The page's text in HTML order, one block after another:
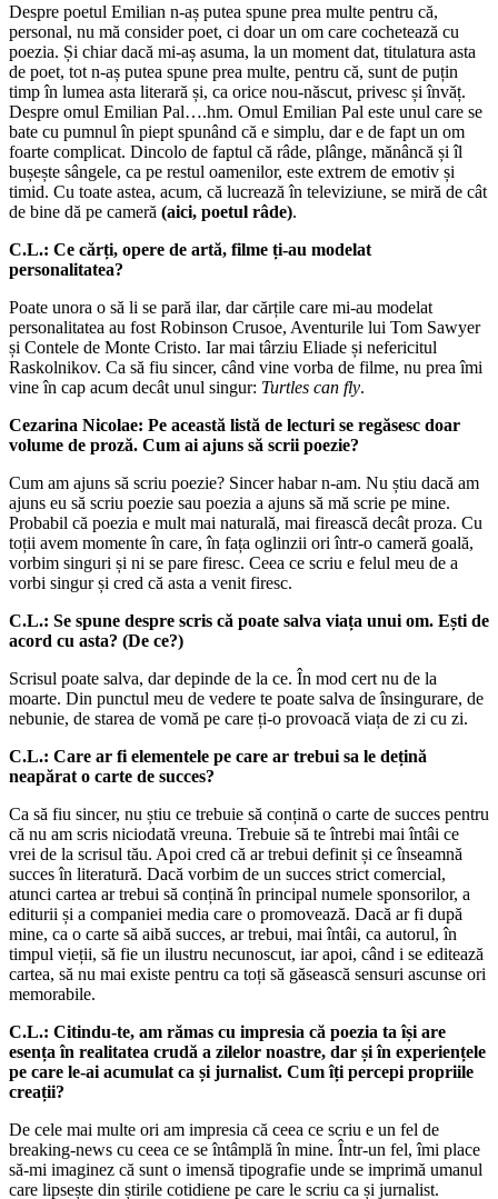
Despre poetul Emilian n-aș putea spune prea multe pentru că,
personal, nu mă consider poet, ci doar un om care cochetează cu
poezia. Și chiar dacă mi-aș asuma, la un moment dat, titulatura asta
de poet, tot n-aș putea spune prea multe, pentru că, sunt de puțin
timp în lumea asta literară și, ca orice nou-născut, privesc și învăț.
Despre omul Emilian Pal….hm. Omul Emilian Pal este unul care se
bate cu pumnul în piept spunând că e simplu, dar e de fapt un om
foarte complicat. Dincolo de faptul că râde, plânge, mănâncă și îl
bușește sângele, ca pe restul oamenilor, este extrem de emotiv și
timid. Cu toate astea, acum, că lucrează în televiziune, se miră de cât
de bine dă pe cameră (aici, poetul râde).
C.L.: Ce cărți, opere de artă, filme ți-au modelat
personalitatea?
Poate unora o să li se pară ilar, dar cărțile care mi-au modelat
personalitatea au fost Robinson Crusoe, Aventurile lui Tom Sawyer
și Contele de Monte Cristo. Iar mai târziu Eliade și nefericitul
Raskolnikov. Ca să fiu sincer, când vine vorba de filme, nu prea îmi
vine în cap acum decât unul singur: Turtles can fly.
Cezarina Nicolae: Pe această listă de lecturi se regăsesc doar
volume de proză. Cum ai ajuns să scrii poezie?
Cum am ajuns să scriu poezie? Sincer habar n-am. Nu știu dacă am
ajuns eu să scriu poezie sau poezia a ajuns să mă scrie pe mine.
Probabil că poezia e mult mai naturală, mai firească decât proza. Cu
toții avem momente în care, în fața oglinzii ori într-o cameră goală,
vorbim singuri și ni se pare firesc. Ceea ce scriu e felul meu de a
vorbi singur și cred că asta a venit firesc.
C.L.: Se spune despre scris că poate salva viața unui om. Ești de
acord cu asta? (De ce?)
Scrisul poate salva, dar depinde de la ce. În mod cert nu de la
moarte. Din punctul meu de vedere te poate salva de însingurare, de
nebunie, de starea de vomă pe care ți-o provoacă viața de zi cu zi.
C.L.: Care ar fi elementele pe care ar trebui sa le dețină
neapărat o carte de succes?
Ca să fiu sincer, nu știu ce trebuie să conțină o carte de succes pentru
că nu am scris niciodată vreuna. Trebuie să te întrebi mai întâi ce
vrei de la scrisul tău. Apoi cred că ar trebui definit și ce înseamnă
succes în literatură. Dacă vorbim de un succes strict comercial,
atunci cartea ar trebui să conțină în principal numele sponsorilor, a
editurii și a companiei media care o promovează. Dacă ar fi după
mine, ca o carte să aibă succes, ar trebui, mai întâi, ca autorul, în
timpul vieții, să fie un ilustru necunoscut, iar apoi, când i se editează
cartea, să nu mai existe pentru ca toți să găsească sensuri ascunse ori
memorabile.
C.L.: Citindu-te, am rămas cu impresia că poezia ta își are
esența în realitatea crudă a zilelor noastre, dar și în experiențele
pe care le-ai acumulat ca și jurnalist. Cum îți percepi propriile
creații?
De cele mai multe ori am impresia că ceea ce scriu e un fel de
breaking-news cu ceea ce se întâmplă în mine. Într-un fel, îmi place
să-mi imaginez că sunt o imensă tipografie unde se imprimă umanul
care lipsește din știrile cotidiene pe care le scriu ca și jurnalist.